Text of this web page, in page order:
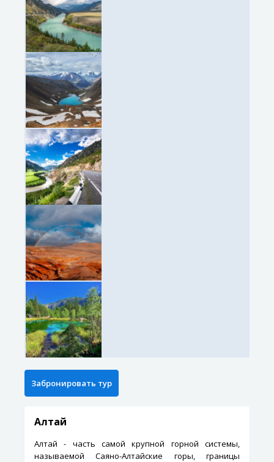
Алтай
Алтай - часть самой крупной горной системы,
называемой Саяно-Алтайские горы, границы